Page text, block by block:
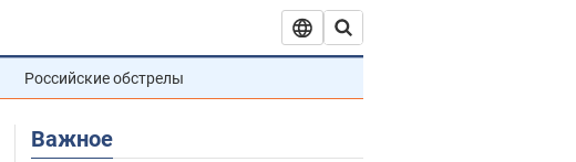
Российские обстрелы
Важное